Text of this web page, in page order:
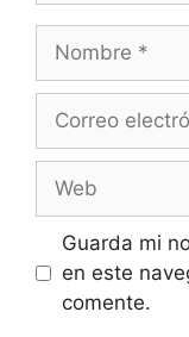
Nombre
Correo
Web
Guarda mi
en este
comente.